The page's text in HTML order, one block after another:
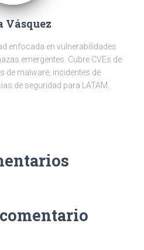
Vásquez
enfocada en vulnerabilidades
emergentes. Cubre CVEs de
de malware, incidentes de
de seguridad para LATAM.